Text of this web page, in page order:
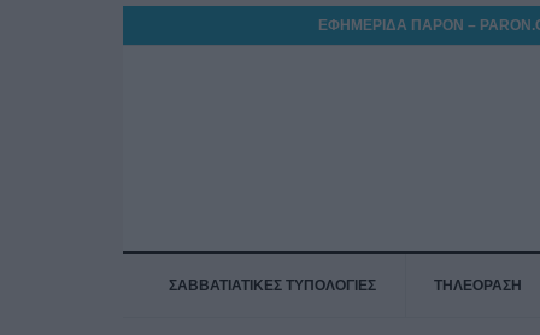
ΕΦΗΜΕΡΙΔΑ ΠΑΡΟΝ –
ΣΑΒΒΑΤΙΑΤΙΚΕΣ ΤΥΠΟΛΟΓΙΕΣ ΤΗΛΕΟΡΑΣΗ